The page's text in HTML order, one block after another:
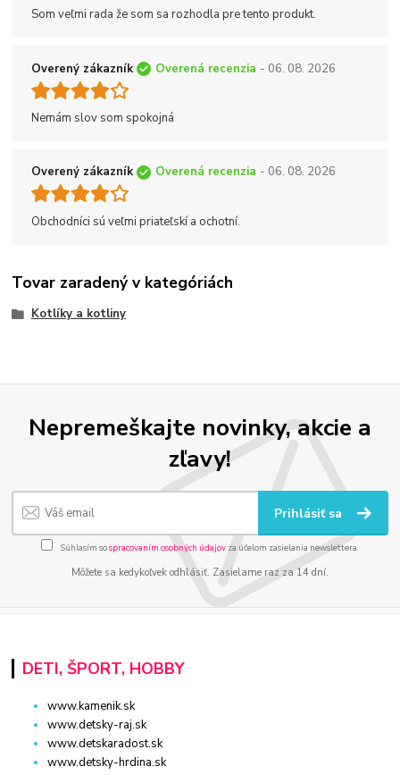
Som veľmi rada že som sa rozhodla pre tento produkt.
Overený zákazník Overená recenzia - 06. 08. 2026
Nemám slov som spokojná
Overený zákazník Overená recenzia - 06. 08. 2026
Obchodníci sú veľmi priateľskí a ochotní.
Tovar zaradený v kategóriách
Kotlíky a kotliny
Nepremeškajte novinky, akcie a
zľavy!
Prihlásiť sa
Súhlasím sospracovaním osobných údajov za účelom zasielania newslettera.
Môžete sa kedykoľvek odhlásiť. Zasielame raz za 14 dní.
DETI, ŠPORT, HOBBY
www.kamenik.sk
www.detsky-raj.sk
www.detskaradost.sk
www.detsky-hrdina.sk